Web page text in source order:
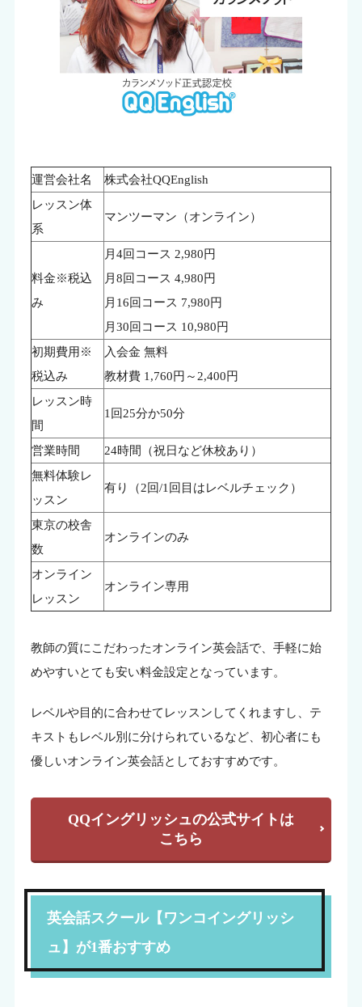
運営会社名
株式会社QQEnglish
レッスン体
系
マンツーマン（オンライン）
料金※税込
み
月4回コース 2,980円
月8回コース 4,980円
月16回コース 7,980円
月30回コース 10,980円
初期費用※
税込み
入会金 無料
教材費 1,760円～2,400円
レッスン時
間
1回25分か50分
営業時間
24時間（祝日など休校あり）
無料体験レ
ッスン
有り（2回/1回目はレベルチェック）
東京の校舎
数
オンラインのみ
オンライン
レッスン
オンライン専用
教師の質にこだわったオンライン英会話で、手軽に始
めやすいとても安い料金設定となっています。
レベルや目的に合わせてレッスンしてくれますし、テ
キストもレベル別に分けられているなど、初心者にも
優しいオンライン英会話としておすすめです。
QQイングリッシュの公式サイトは
こちら
英会話スクール【ワンコイングリッシ
ュ】が1番おすすめ